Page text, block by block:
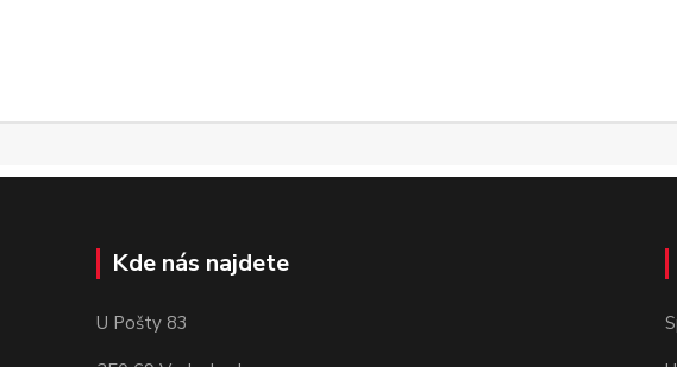
Kde nás najdete
U Pošty 83